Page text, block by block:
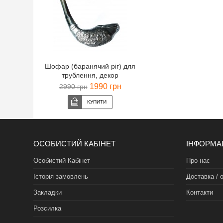
Шофар (баранячий ріг) для
трублення, декор
срібло,Єрусалим,37 см
2990 грн 1990 грн
ОСОБИСТИЙ КАБІНЕТ
Особистий Кабінет
Історія замовлень
Закладки
Розсилка
Про нас
Доставка /
Контакти